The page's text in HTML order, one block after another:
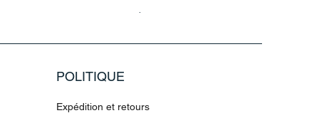
Prix original
10,90 €
POLITIQUE
Expédition et retours